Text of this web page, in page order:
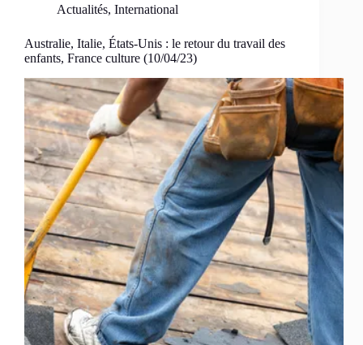
Actualités, International
Australie, Italie, États-Unis : le retour du travail des
enfants, France culture (10/04/23)